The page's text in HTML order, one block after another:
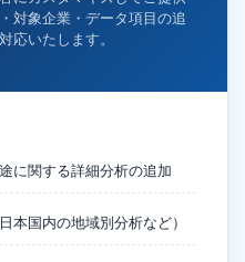
対象企業・データ項目の追
応いたします。
に関する詳細分析の追加
本国内の地域別分析など）